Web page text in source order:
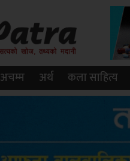
अचम्म अर्थ कला साहित्य